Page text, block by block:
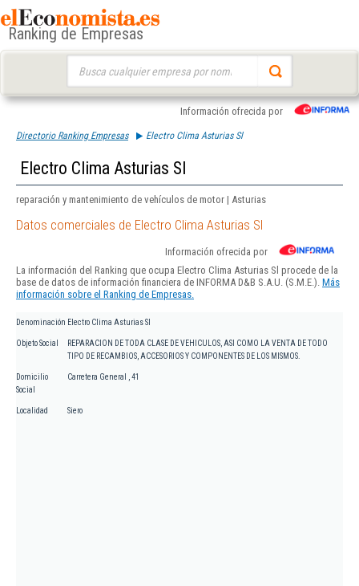
Ranking de Empresas
Información ofrecida por
Directorio Ranking Empresas Electro Clima Asturias Sl
Electro Clima Asturias Sl
reparación y mantenimiento de vehículos de motor | Asturias
Datos comerciales de Electro Clima Asturias Sl
Información ofrecida por
La información del Ranking que ocupa Electro Clima Asturias Sl procede de la
base de datos de información financiera de INFORMA D&B S.A.U. (S.M.E.). Más
información sobre el Ranking de Empresas.
Denominación Electro Clima Asturias Sl
Objeto Social
REPARACION DE TODA CLASE DE VEHICULOS, ASI COMO LA VENTA DE TODO
TIPO DE RECAMBIOS, ACCESORIOS Y COMPONENTES DE LOS MISMOS.
Domicilio
Social
Carretera General , 41
Localidad Siero